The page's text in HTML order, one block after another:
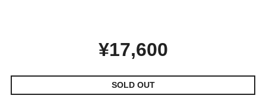
¥17,600
SOLD OUT